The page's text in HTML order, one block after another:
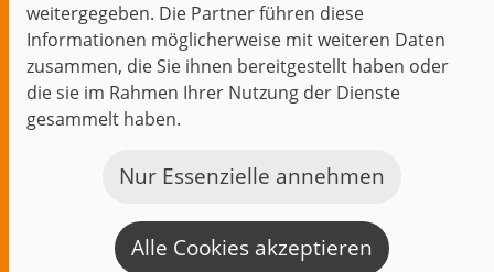
weitergegeben. Die Partner führen diese
Informationen möglicherweise mit weiteren Daten
zusammen, die Sie ihnen bereitgestellt haben oder
die sie im Rahmen Ihrer Nutzung der Dienste
gesammelt haben.
Nur Essenzielle annehmen
Alle Cookies akzeptieren
Start Datenschutz Impressum
Kontakt
jambit auf instagramjambit auf kununujambit auf linkedin
© 1999–2026 jambit GmbH. Alle Rechte vorbehalten.